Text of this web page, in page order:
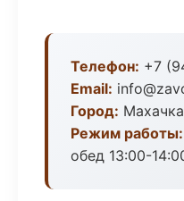
Телефон: +7
Email:
Город:
Режим работы:
обед 13:00-